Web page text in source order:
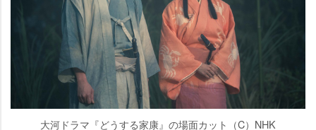
大河ドラマ『どうする家康』の場面カット（C）NHK